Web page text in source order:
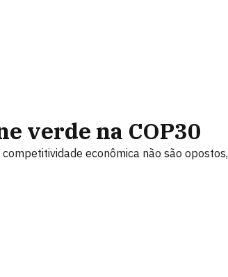
verde na COP30
econômica não são opostos,